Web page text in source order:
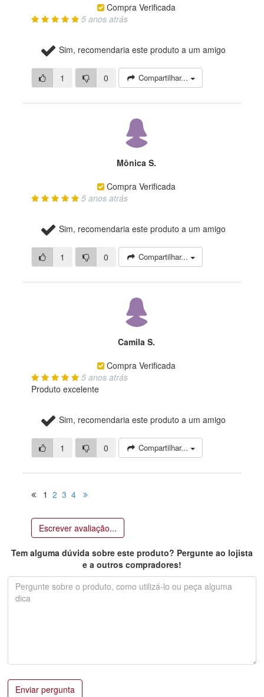
Compra Verificada
5 anos atrás
Sim, recomendaria este produto a um amigo
1 0 Compartilhar...
Mônica S.
Compra Verificada
5 anos atrás
Sim, recomendaria este produto a um amigo
1 0 Compartilhar...
Camila S.
Compra Verificada
5 anos atrás
Produto excelente
Sim, recomendaria este produto a um amigo
1 0 Compartilhar...
1 2 3 4
Escrever avaliação...
Tem alguma dúvida sobre este produto? Pergunte ao lojista
e a outros compradores!
Enviar pergunta